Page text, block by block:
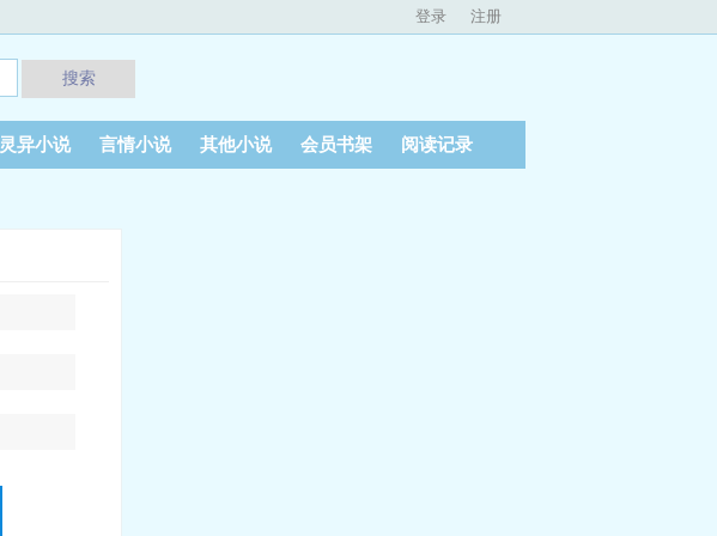
登录 注册
搜索
灵异小说 言情小说 其他小说 会员书架 阅读记录